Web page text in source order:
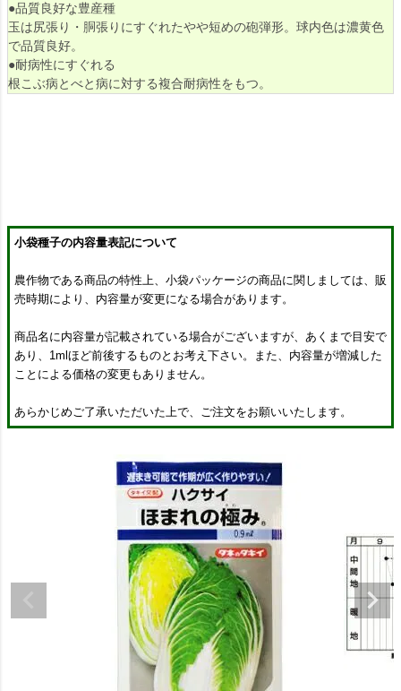
●品質良好な豊産種
玉は尻張り・胴張りにすぐれたやや短めの砲弾形。球内色は濃黄色
で品質良好。
●耐病性にすぐれる
根こぶ病とべと病に対する複合耐病性をもつ。
小袋種子の内容量表記について
農作物である商品の特性上、小袋パッケージの商品に関しましては、販
売時期により、内容量が変更になる場合があります。
商品名に内容量が記載されている場合がございますが、あくまで目安で
あり、1mlほど前後するものとお考え下さい。また、内容量が増減した
ことによる価格の変更もありません。
あらかじめご了承いただいた上で、ご注文をお願いいたします。